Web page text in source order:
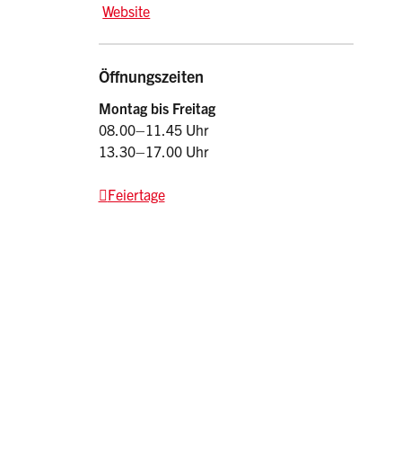
Website
Öffnungszeiten
Montag bis Freitag
08.00–11.45 Uhr
13.30–17.00 Uhr
Feiertage